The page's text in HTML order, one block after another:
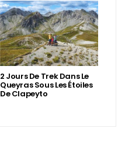
2 Jours De Trek Dans Le
Queyras Sous Les Étoiles
De Clapeyto